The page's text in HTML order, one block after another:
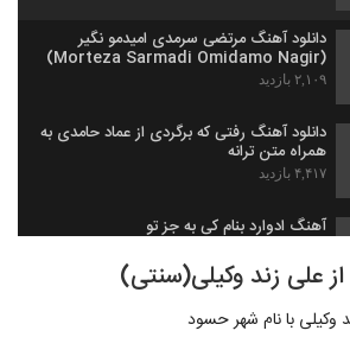
دانلود آهنگ مرتضی سرمدی امیدمو نگیر
(Morteza Sarmadi Omidamo Nagir)
۲,۱۰۹ بازدید
دانلود آهنگ رفتی که برگردی از عماد حامدی به
همراه متن ترانه
۴,۴۱۷ بازدید
آهنگ ادوارد بنام کی به جز تو
آهنگ دریای عشق از فرزین فروزان(پاپ)
علی زند وکیلی(سنتی)
وکیلی با نام شهر حسود